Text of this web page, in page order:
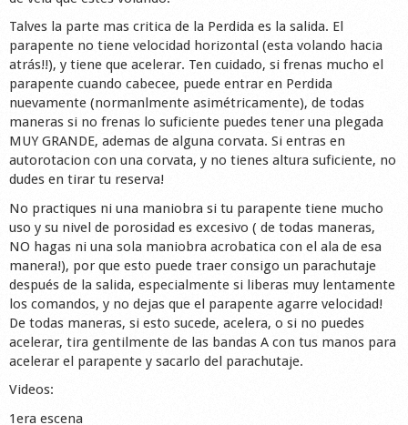
Talves la parte mas critica de la Perdida es la salida. El
parapente no tiene velocidad horizontal (esta volando hacia
atrás!!), y tiene que acelerar. Ten cuidado, si frenas mucho el
parapente cuando cabecee, puede entrar en Perdida
nuevamente (normanlmente asimétricamente), de todas
maneras si no frenas lo suficiente puedes tener una plegada
MUY GRANDE, ademas de alguna corvata. Si entras en
autorotacion con una corvata, y no tienes altura suficiente, no
dudes en tirar tu reserva!
No practiques ni una maniobra si tu parapente tiene mucho
uso y su nivel de porosidad es excesivo ( de todas maneras,
NO hagas ni una sola maniobra acrobatica con el ala de esa
manera!), por que esto puede traer consigo un parachutaje
después de la salida, especialmente si liberas muy lentamente
los comandos, y no dejas que el parapente agarre velocidad!
De todas maneras, si esto sucede, acelera, o si no puedes
acelerar, tira gentilmente de las bandas A con tus manos para
acelerar el parapente y sacarlo del parachutaje.
Videos:
1era escena